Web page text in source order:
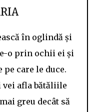
în oglindă și
o prin ochii ei și
care le duce.
afla bătăliile
greu decât să